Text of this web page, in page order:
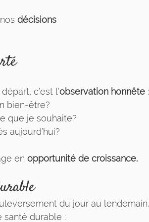
décisions
c’est l’observation honnête :
bien-être?
que je souhaite?
aujourd’hui?
en opportunité de croissance.
du jour au lendemain.
santé durable :